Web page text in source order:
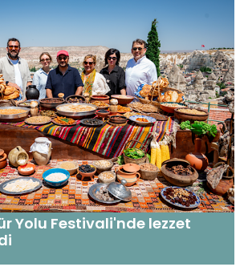
Yolu Festivali'nde lezzet